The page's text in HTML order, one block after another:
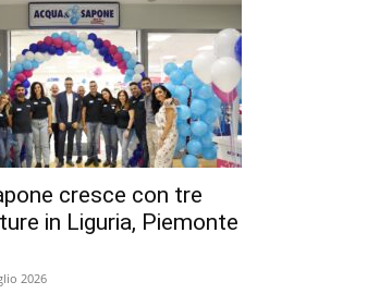
cresce con tre
in Liguria, Piemonte
2026